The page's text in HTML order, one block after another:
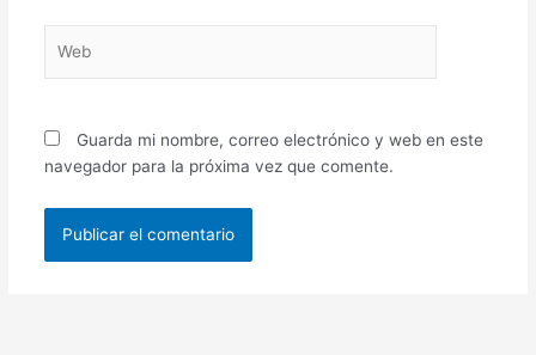
Guarda mi nombre, correo electrónico y web en este
navegador para la próxima vez que comente.